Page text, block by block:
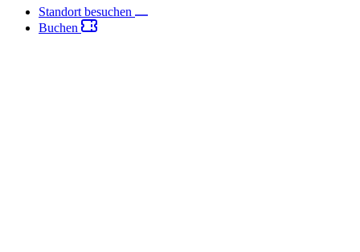
Standort besuchen
Buchen